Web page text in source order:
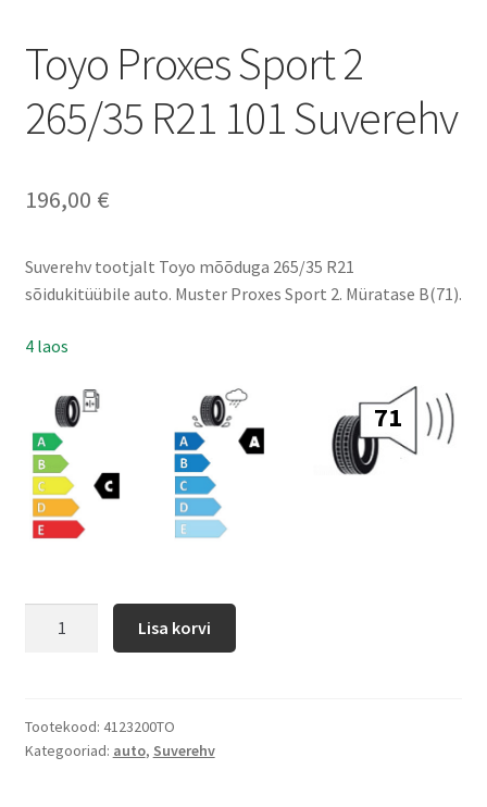
Toyo Proxes Sport 2
265/35 R21 101 Suverehv
196,00 €
Suverehv tootjalt Toyo mõõduga 265/35 R21
sõidukitüübile auto. Muster Proxes Sport 2. Müratase B(71).
4 laos
71
Lisa korvi
Tootekood: 4123200TO
Kategooriad: auto, Suverehv